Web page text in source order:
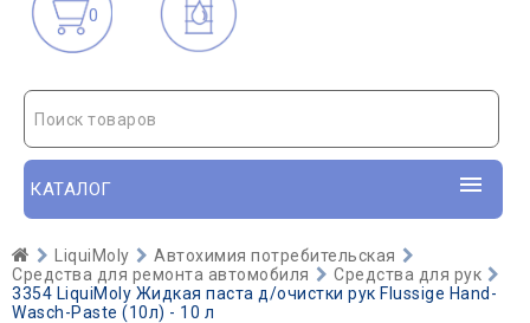
0
Поиск товаров
КАТАЛОГ
LiquiMoly
Автохимия потребительская
Средства для ремонта автомобиля
Средства для рук
3354 LiquiMoly Жидкая паста д/очистки рук Flussige Hand-
Wasch-Paste (10л) - 10 л